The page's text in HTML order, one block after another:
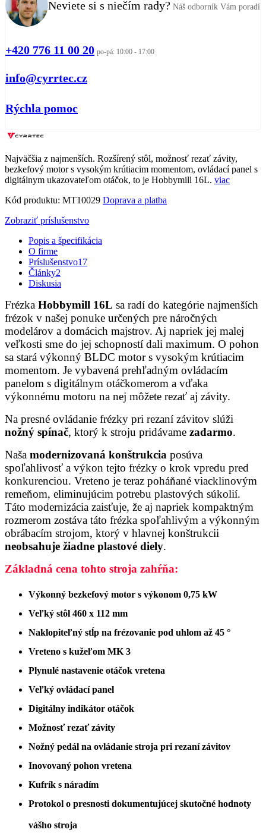
Neviete si s niečím rady? Náš odborník Vám poradí
+420 776 11 00 20 po-pá: 10:00 - 17:00
info@cyrrtec.cz
Rýchla pomoc
Najväčšia z najmenších. Rozšírený stôl, možnosť rezať závity,
bezkefový motor s vysokým krútiacim momentom, ovládací panel s
digitálnym ukazovateľom otáčok, to je Hobbymill 16L. viac
Kód produktu: MT10029 Doprava a platba
Zobraziť príslušenstvo
Popis a špecifikácia
O firme
Príslušenstvo17
Články2
Diskusia
Frézka Hobbymill 16L sa radí do kategórie najmenších
frézok v našej ponuke určených pre náročných
modelárov a domácich majstrov. Aj napriek jej malej
veľkosti sme do jej schopností dali maximum. O pohon
sa stará výkonný BLDC motor s vysokým krútiacim
momentom. Je vybavená prehľadným ovládacím
panelom s digitálnym otáčkomerom a vďaka
výkonnému motoru na nej môžete rezať aj závity.
Na presné ovládanie frézky pri rezaní závitov slúži
nožný spínač, ktorý k stroju pridávame zadarmo.
Naša modernizovaná konštrukcia posúva
spoľahlivosť a výkon tejto frézky o krok vpredu pred
konkurenciou. Vreteno je teraz poháňané viacklinovým
remeňom, eliminujúcim potrebu plastových súkolií.
Táto modernizácia zaisťuje, že aj napriek kompaktným
rozmerom zostáva táto frézka spoľahlivým a výkonným
obrábacím strojom, ktorý v hlavnej konštrukcii
neobsahuje žiadne plastové diely.
Základná cena tohto stroja zahŕňa:
Výkonný bezkefový motor s výkonom 0,75 kW
Veľký stôl 460 x 112 mm
Naklopiteľný stĺp na frézovanie pod uhlom až 45 °
Vreteno s kužeľom MK 3
Plynulé nastavenie otáčok vretena
Veľký ovládací panel
Digitálny indikátor otáčok
Možnosť rezať závity
Nožný pedál na ovládanie stroja pri rezaní závitov
Inovovaný pohon vretena
Kufrík s náradím
Protokol o presnosti dokumentujúcej skutočné hodnoty
vášho stroja